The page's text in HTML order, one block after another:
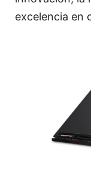
excelencia en